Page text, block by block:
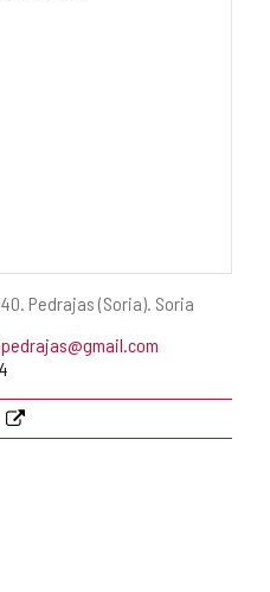
40. Pedrajas (Soria). Soria